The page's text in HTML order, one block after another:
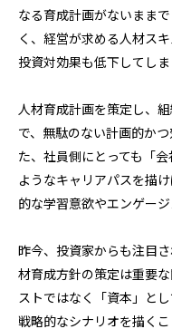
なる育成計画がないまま
く、経営が求める人材ス
投資対効果も低下してしま
人材育成計画を策定し、
で、無駄のない計画的か
た、社員側にとっても「
ようなキャリアパスを描
的な学習意欲やエンゲー
昨今、投資家からも注目
材育成方針の策定は重要
ストではなく「資本」と
戦略的なシナリオを描く